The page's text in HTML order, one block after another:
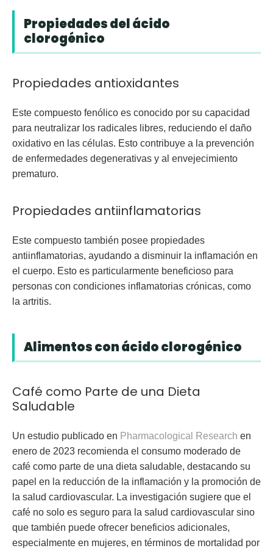
Propiedades del ácido
clorogénico
Propiedades antioxidantes
Este compuesto fenólico es conocido por su capacidad
para neutralizar los radicales libres, reduciendo el daño
oxidativo en las células. Esto contribuye a la prevención
de enfermedades degenerativas y al envejecimiento
prematuro.
Propiedades antiinflamatorias
Este compuesto también posee propiedades
antiinflamatorias, ayudando a disminuir la inflamación en
el cuerpo. Esto es particularmente beneficioso para
personas con condiciones inflamatorias crónicas, como
la artritis.
Alimentos con ácido clorogénico
Café como Parte de una Dieta
Saludable
Un estudio publicado en Pharmacological Research en
enero de 2023 recomienda el consumo moderado de
café como parte de una dieta saludable, destacando su
papel en la reducción de la inflamación y la promoción de
la salud cardiovascular. La investigación sugiere que el
café no solo es seguro para la salud cardiovascular sino
que también puede ofrecer beneficios adicionales,
especialmente en mujeres, en términos de mortalidad por